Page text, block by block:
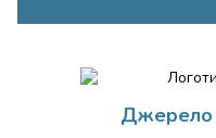
Джерело